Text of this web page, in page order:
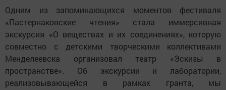
Одним из запоминающихся моментов фестиваля
«Пастернаковские чтения» стала иммерсивная
экскурсия «О веществах и их соединениях», которую
совместно с детскими творческими коллективами
Менделеевска организовал театр «Эскизы в
пространстве». Об экскурсии и лаборатории,
реализовывающейся в рамках гранта, мы